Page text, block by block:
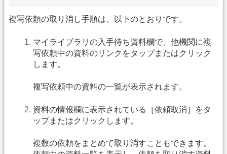
複写依頼の取り消し手順は、以下のとおりです。
マイライブラリの入手待ち資料欄で、他機関に複
写依頼中の資料のリンクをタップまたはクリック
します。
複写依頼中の資料の一覧が表示されます。
資料の情報欄に表示されている［依頼取消］をタ
ップまたはクリックします。
複数の依頼をまとめて取り消すこともできます。